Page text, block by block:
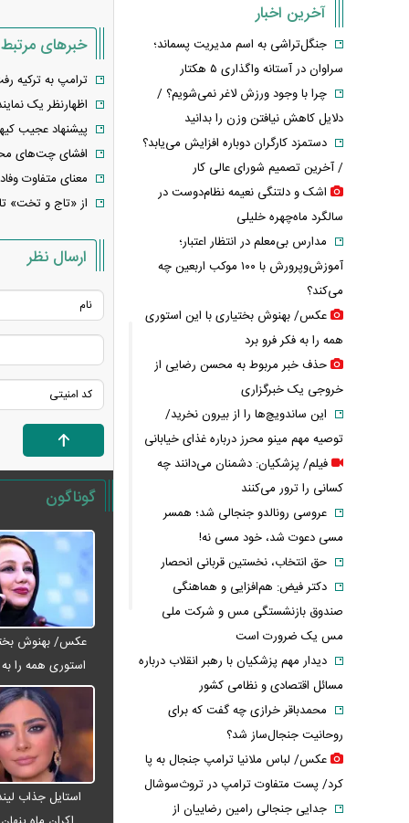
خبرهای مرتبط
ترامپ به ترکیه
اظهارنظر یک
پیشنهاد عجیب
افشای چت‌های
معنای متفاوت
از «تاج و تخت»
ارسال نظر
گوناگون
عکس/ بهنوش
استوری همه را به
استایل جذاب
آخرین اخبار
جنگل‌تراشی به اسم مدیریت پسماند؛
سراوان در آستانه واگذاری ۵ هکتار
چرا با وجود ورزش لاغر نمی‌شویم؟ /
دلایل کاهش نیافتن وزن را بدانید
دستمزد کارگران دوباره افزایش می‌یابد؟
/ آخرین تصمیم شورای عالی کار
اشک و دلتنگی نعیمه نظام‌دوست در
سالگرد ماه‌چهره خلیلی
مدارس بی‌معلم در انتظار اعتبار؛
آموزش‌وپرورش با ۱۰۰ موکب اربعین چه
می‌کند؟
عکس/ بهنوش بختیاری با این استوری
همه را به فکر فرو برد
حذف خبر مربوط به محسن رضایی از
خروجی یک خبرگزاری
این ساندویچ‌ها را از بیرون نخرید/
توصیه مهم مینو محرز درباره غذای خیابانی
فیلم/ پزشکیان: دشمنان می‌دانند چه
کسانی را ترور می‌کنند
عروسی رونالدو جنجالی شد؛ همسر
مسی دعوت شد، خود مسی نه!
حق انتخاب، نخستین قربانی انحصار
دکتر فیض: هم‌افزایی و هماهنگی
صندوق بازنشستگی مس و شرکت ملی
مس یک ضرورت است
دیدار مهم پزشکیان با رهبر انقلاب درباره
مسائل اقتصادی و نظامی کشور
محمدباقر خرازی چه گفت که برای
روحانیت جنجال‌ساز شد؟
عکس/ لباس ملانیا ترامپ جنجال به پا
کرد/ پست متفاوت ترامپ در تروث‌سوشال
جدایی جنجالی رامین رضاییان از